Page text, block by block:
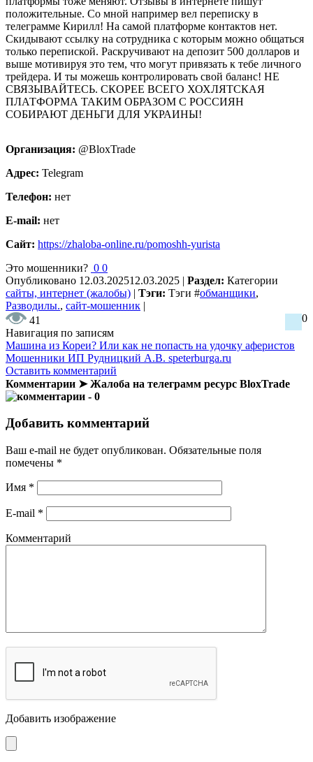
положительные. Со мной например вел переписку в
телеграмме Кирилл! На самой платформе контактов нет.
Скидывают ссылку на сотрудника с которым можно общаться
только перепиской. Раскручивают на депозит 500 долларов и
выше мотивируя это тем, что могут привязать к тебе личного
трейдера. И ты можешь контролировать свой баланс! НЕ
СВЯЗЫВАЙТЕСЬ. СКОРЕЕ ВСЕГО ХОХЛЯТСКАЯ
ПЛАТФОРМА ТАКИМ ОБРАЗОМ С РОССИЯН
СОБИРАЮТ ДЕНЬГИ ДЛЯ УКРАИНЫ!
Организация: @BloxTrade
Адрес: Telegram
Телефон: нет
E-mail: нет
Сайт: https://zhaloba-online.ru/pomoshh-yurista
Это мошенники? 0 0
Опубликовано 12.03.202512.03.2025 | Раздел: Категории
сайты, интернет (жалобы) | Тэги: Тэги #обманщики,
Разводилы., сайт-мошенник |
41
0
Навигация по записям
Машина из Кореи? Или как не попасть на удочку аферистов
Мошенники ИП Рудницкий А.В. speterburga.ru
Оставить комментарий
Комментарии ➤ Жалоба на телеграмм ресурс BloxTrade
- 0
Добавить комментарий
Ваш e-mail не будет опубликован. Обязательные поля
помечены *
Имя *
E-mail *
Комментарий
Добавить изображение